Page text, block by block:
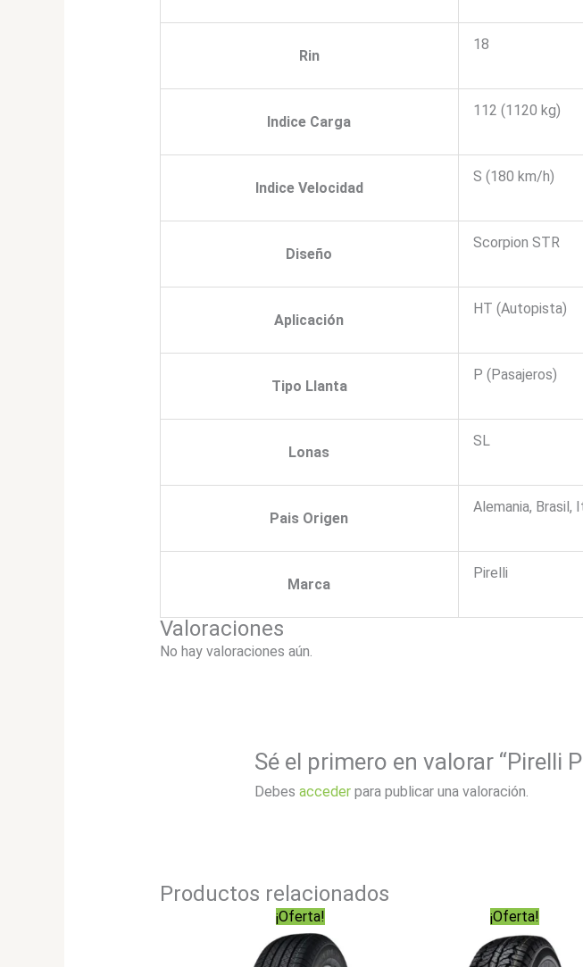
Rin
18
Indice Carga
112 (1120 kg)
Indice Velocidad
S (180 km/h)
Diseño
Scorpion STR
Aplicación
HT (Autopista)
Tipo Llanta
P (Pasajeros)
Lonas
SL
Pais Origen
Alemania, Brasil,
Marca
Pirelli
Valoraciones
No hay valoraciones aún.
Sé el primero en valorar “Pirelli
Debesacceder para publicar una valoración.
Productos relacionados
¡Oferta! ¡Oferta!